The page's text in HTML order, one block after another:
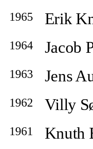
1965 Erik
1964 Jacob
1963 Jens
1962 Villy
1961 Knuth